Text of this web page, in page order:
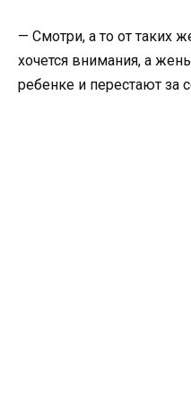
— Смотри, а то от таких
хочется внимания, а
ребенке и перестают за